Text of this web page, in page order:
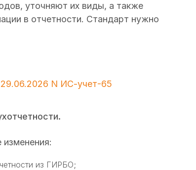
уточняют их виды, а также
в отчетности. Стандарт нужно
N ИС-учет-65
из ГИРБО;